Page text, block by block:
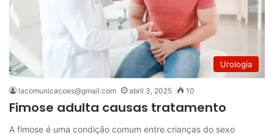
Urologia
lacomunicacoes@gmail.com abril 3, 2025 10
Fimose adulta causas tratamento
A fimose é uma condição comum entre crianças do sexo